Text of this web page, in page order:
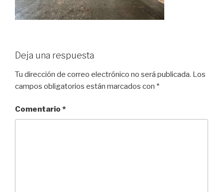
Deja una respuesta
Tu dirección de correo electrónico no será publicada. Los
campos obligatorios están marcados con *
Comentario *